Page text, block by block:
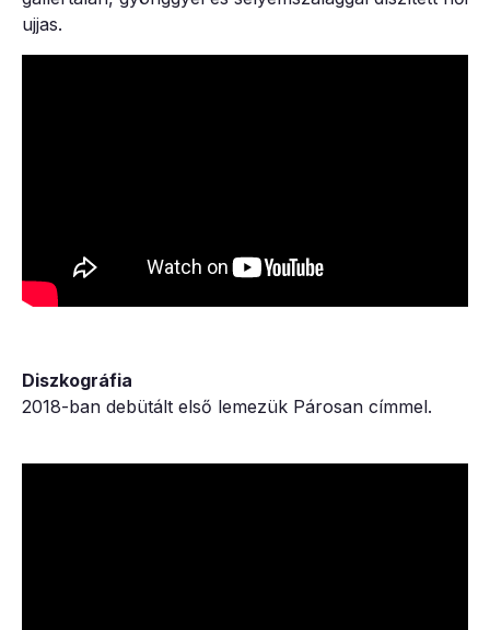
ujjas.
Diszkográfia
2018-ban debütált első lemezük Párosan címmel.